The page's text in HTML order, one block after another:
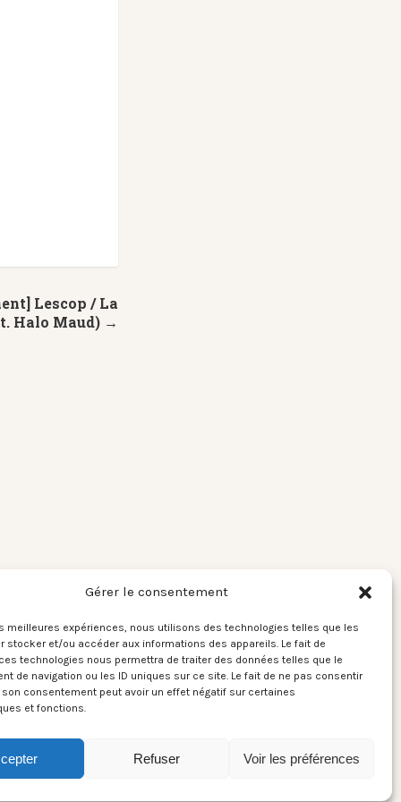
Gérer le consentement
meilleures expériences, nous utilisons des technologies telles que les
stocker et/ou accéder aux informations des appareils. Le fait de
technologies nous permettra de traiter des données telles que le
de navigation ou les ID uniques sur ce site. Le fait de ne pas consentir
son consentement peut avoir un effet négatif sur certaines
et fonctions.
Refuser Voir les préférences
Lescop / La
Halo Maud) →